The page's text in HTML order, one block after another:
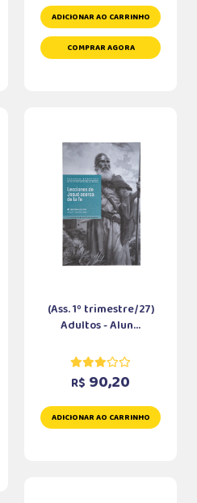
ADICIONAR AO CARRINHO
COMPRAR AGORA
(Ass. 1º trimestre/27)
Adultos - Alun...
R$ 90,20
ADICIONAR AO CARRINHO